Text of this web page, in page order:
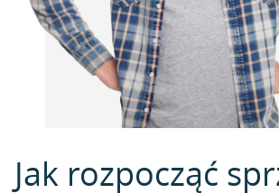
Jak rozpocząć